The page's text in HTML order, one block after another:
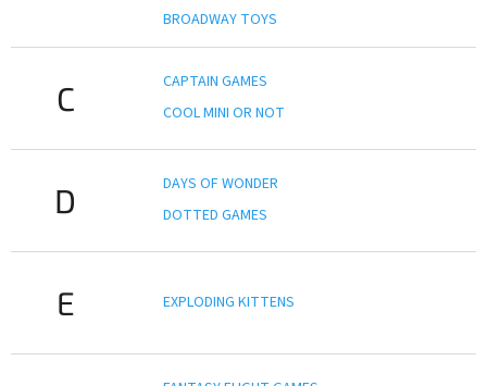
BROADWAY TOYS
C
CAPTAIN GAMES
COOL MINI OR NOT
D
DAYS OF WONDER
DOTTED GAMES
E EXPLODING KITTENS